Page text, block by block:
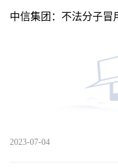
中信集团：不法分子冒
2023-07-04